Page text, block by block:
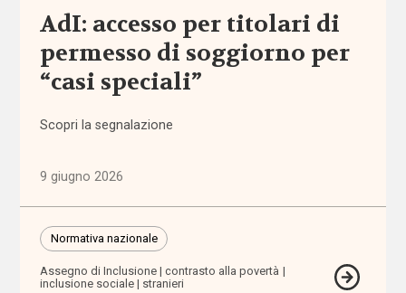
Normativa
regionale
Rassegna
normativa
Spazio ai
promotori
AdI: accesso per titolari di
permesso di soggiorno per
“casi speciali”
Scopri la segnalazione
9 giugno 2026
Normativa nazionale
Assegno di Inclusione
contrasto alla povertà
inclusione sociale
stranieri